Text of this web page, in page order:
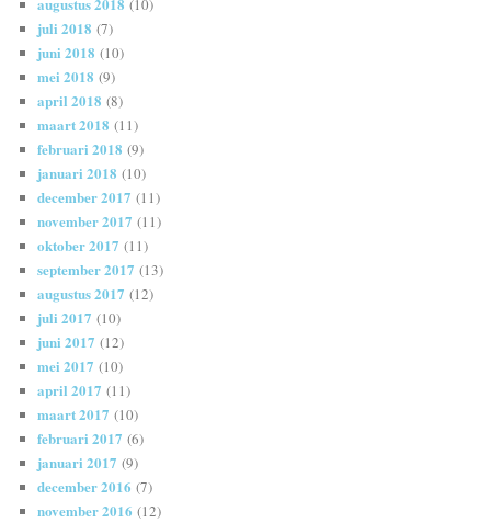
augustus 2018 (10)
juli 2018 (7)
juni 2018 (10)
mei 2018 (9)
april 2018 (8)
maart 2018 (11)
februari 2018 (9)
januari 2018 (10)
december 2017 (11)
november 2017 (11)
oktober 2017 (11)
september 2017 (13)
augustus 2017 (12)
juli 2017 (10)
juni 2017 (12)
mei 2017 (10)
april 2017 (11)
maart 2017 (10)
februari 2017 (6)
januari 2017 (9)
december 2016 (7)
november 2016 (12)